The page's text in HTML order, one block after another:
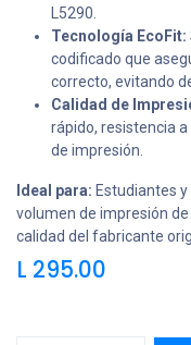
L5290.
Tecnología EcoFit:
codificado que
correcto, evitando
Calidad de
rápido, resistencia
de impresión.
Ideal para: Estudiantes
volumen de impresión
calidad del fabricante
L 295.00